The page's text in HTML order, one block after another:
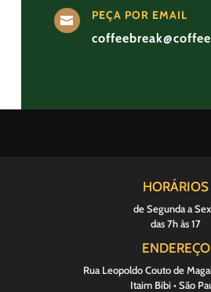
 PEÇA POR EMAIL
HORÁRIOS
de Segunda a
das 7h às 17
ENDEREÇO
Rua Leopoldo Couto de
Itaim Bibi • São